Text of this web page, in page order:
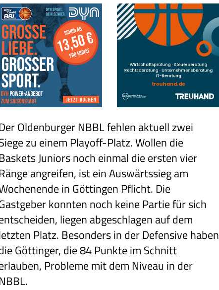
Oldenburger NBBL fehlen aktuell zwei
zu einem Playoff-Platz. Wollen die
Juniors noch einmal die ersten vier
angreifen, ist ein Auswärtssieg am
in Göttingen Pflicht. Die
konnten noch keine Partie für sich
liegen abgeschlagen auf dem
Platz. Besonders in der Defensive haben
Göttinger, die 84 Punkte im Schnitt
Probleme mit dem Niveau in der